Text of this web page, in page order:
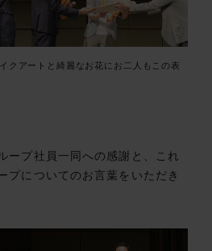
クアートと綺麗なお花にお二人もこの表
ープ社員一同への感謝と、これ
プについてのお言葉をいただき